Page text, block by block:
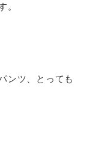
。
ンツ、とっても